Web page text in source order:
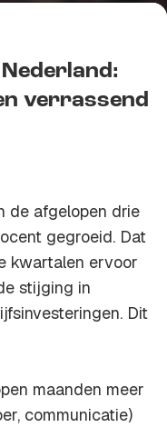
verrassend
de afgelopen drie
gegroeid. Dat
kwartalen ervoor
stijging in
Dit
maanden meer
communicatie)